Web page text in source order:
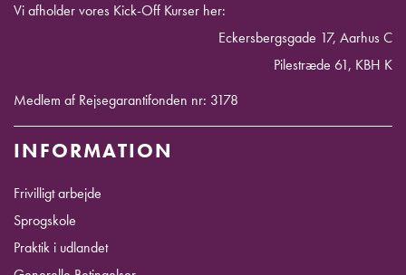
Vi afholder vores Kick-Off Kurser her:
Eckersbergsgade 17, Aarhus C
Pilestræde 61, KBH K
Medlem af Rejsegarantifonden nr: 3178
INFORMATION
Frivilligt arbejde
Sprogskole
Praktik i udlandet